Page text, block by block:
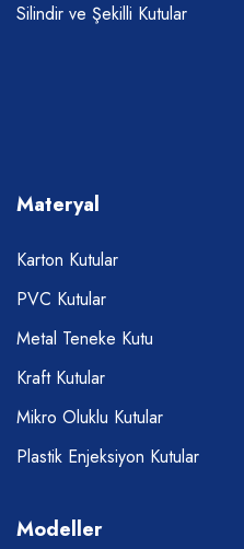
Silindir ve Şekilli Kutular
Materyal
Karton Kutular
PVC Kutular
Metal Teneke Kutu
Kraft Kutular
Mikro Oluklu Kutular
Plastik Enjeksiyon Kutular
Modeller